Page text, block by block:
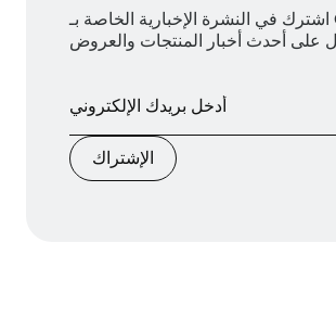
اشترك في النشرة الإخبارية الخاصة بـ OneKey
الإشتراك